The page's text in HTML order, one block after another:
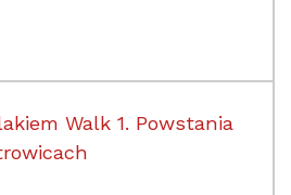
Walk 1. Powstania